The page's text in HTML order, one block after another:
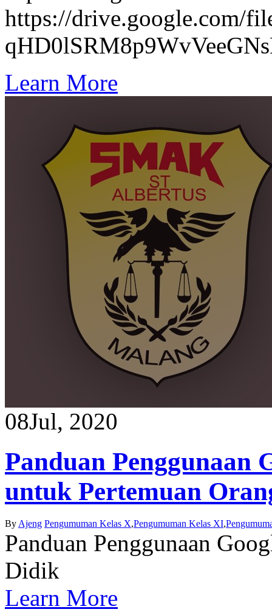
https://drive.google.com/
Learn More
08Jul, 2020
Panduan Penggunaan
untuk Pertemuan
By Ajeng Pengumuman Kelas X,Pengumuman Kelas XI,
Panduan Penggunaan
Didik
Learn More